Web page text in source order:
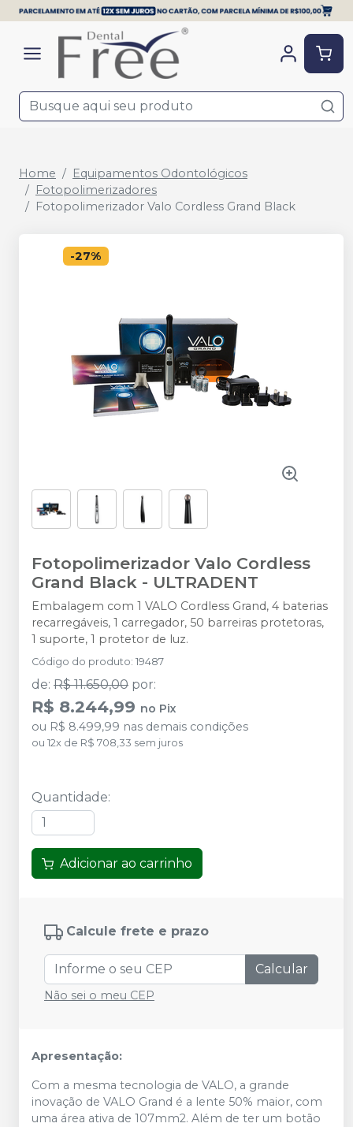
Home
Equipamentos Odontológicos
Fotopolimerizadores
Fotopolimerizador Valo Cordless Grand Black
-27%
Fotopolimerizador Valo Cordless
Grand Black - ULTRADENT
Embalagem com 1 VALO Cordless Grand, 4 baterias
recarregáveis, 1 carregador, 50 barreiras protetoras,
1 suporte, 1 protetor de luz.
Código do produto: 19487
de: R$ 11.650,00 por:
R$ 8.244,99 no Pix
ou R$ 8.499,99 nas demais condições
ou 12x de R$ 708,33 sem juros
Quantidade:
Adicionar ao carrinho
Calcule frete e prazo
Calcular
Não sei o meu CEP
Apresentação:
Com a mesma tecnologia de VALO, a grande
inovação de VALO Grand é a lente 50% maior, com
uma área ativa de 107mm2. Além de ter um botão